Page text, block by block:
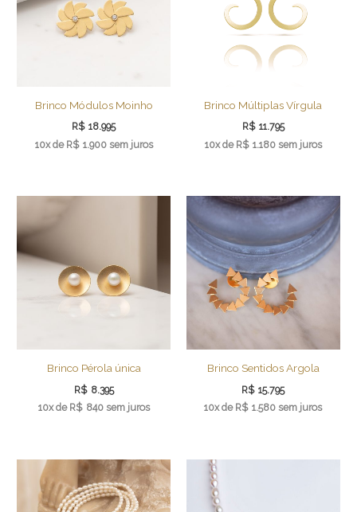
Brinco Módulos Moinho
R$ 18.995
10x de R$ 1.900 sem juros
Brinco Múltiplas Vírgula
R$ 11.795
10x de R$ 1.180 sem juros
Brinco Pérola única
R$ 8.395
10x de R$ 840 sem juros
Brinco Sentidos Argola
R$ 15.795
10x de R$ 1.580 sem juros